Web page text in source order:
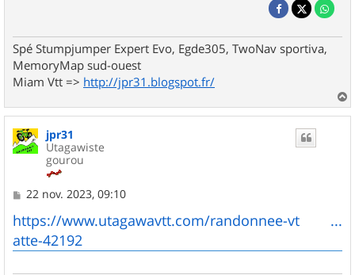
Spé Stumpjumper Expert Evo, Egde305, TwoNav sportiva,
MemoryMap sud-ouest
Miam Vtt => http://jpr31.blogspot.fr/
a
u
jpr31
Utagawiste
gourou
M
s
s
a
g
22 nov. 2023, 09:10
https://www.utagawavtt.com/randonnee-vt ...
atte-42192